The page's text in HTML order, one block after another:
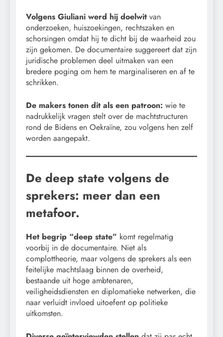
Volgens Giuliani werd hij doelwit van
onderzoeken, huiszoekingen, rechtszaken en
schorsingen omdat hij te dicht bij de waarheid zou
zijn gekomen. De documentaire suggereert dat zijn
juridische problemen deel uitmaken van een
bredere poging om hem te marginaliseren en af te
schrikken.
De makers tonen dit als een patroon: wie te
nadrukkelijk vragen stelt over de machtstructuren
rond de Bidens en Oekraïne, zou volgens hen zelf
worden aangepakt.
De deep state volgens de
sprekers: meer dan een
metafoor.
Het begrip “deep state” komt regelmatig
voorbij in de documentaire. Niet als
complottheorie, maar volgens de sprekers als een
feitelijke machtslaag binnen de overheid,
bestaande uit hoge ambtenaren,
veiligheidsdiensten en diplomatieke netwerken, die
naar verluidt invloed uitoefent op politieke
uitkomsten.